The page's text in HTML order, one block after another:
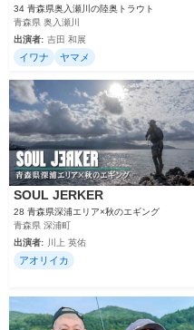
34 青森県奥入瀬川の陸奥トラウト
青森県 奥入瀬川
出演者: 吉田 和展
イワナ ヤマメ
SOUL JERKER
28 青森県深浦エリア×秋のエギング
青森県 深浦町
出演者:
川上 英佑
アオリイカ